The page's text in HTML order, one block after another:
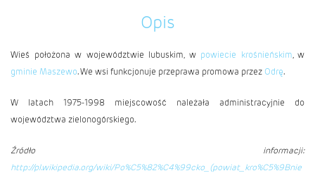
Opis
Wieś położona w województwie lubuskim, w powiecie krośnieńskim, w
gminie Maszewo. We wsi funkcjonuje przeprawa promowa przez Odrę.
W latach 1975-1998 miejscowość należała administracyjnie do
województwa zielonogórskiego.
Źródło informacji:
http://pl.wikipedia.org/wiki/Po%C5%82%C4%99cko_(powiat_kro%C5%9Bnie